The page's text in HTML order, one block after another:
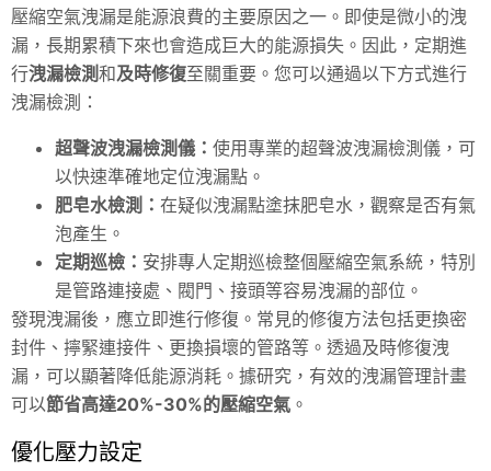
壓縮空氣洩漏是能源浪費的主要原因之一。即使是微小的洩
漏，長期累積下來也會造成巨大的能源損失。因此，定期進
行洩漏檢測和及時修復至關重要。您可以通過以下方式進行
洩漏檢測：
超聲波洩漏檢測儀： 使用專業的超聲波洩漏檢測儀，可
以快速準確地定位洩漏點。
肥皂水檢測： 在疑似洩漏點塗抹肥皂水，觀察是否有氣
泡產生。
定期巡檢： 安排專人定期巡檢整個壓縮空氣系統，特別
是管路連接處、閥門、接頭等容易洩漏的部位。
發現洩漏後，應立即進行修復。常見的修復方法包括更換密
封件、擰緊連接件、更換損壞的管路等。透過及時修復洩
漏，可以顯著降低能源消耗。據研究，有效的洩漏管理計畫
可以節省高達20%-30%的壓縮空氣 。
優化壓力設定